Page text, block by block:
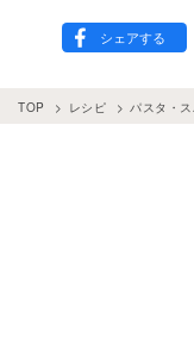
TOP レシピ パスタ・